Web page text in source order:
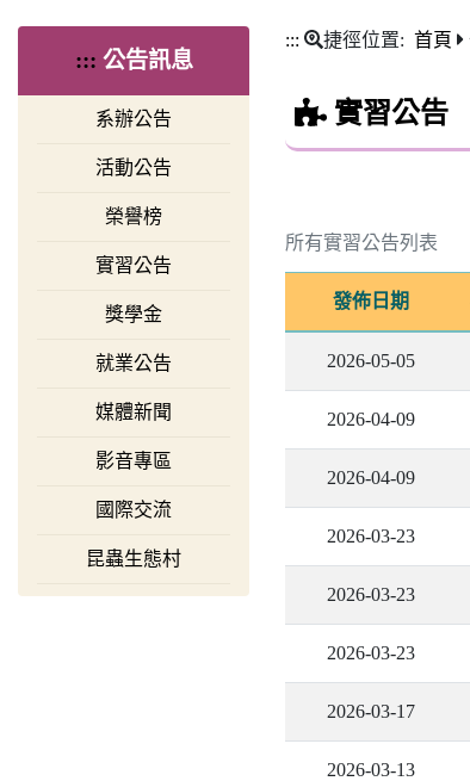
::: 公告訊息
系辦公告
活動公告
榮譽榜
實習公告
獎學金
就業公告
媒體新聞
影音專區
國際交流
昆蟲生態村
::: 捷徑位置: 首頁
實習公告
所有實習公告列表
發佈日期
2026-05-05
2026-04-09
2026-04-09
2026-03-23
2026-03-23
2026-03-23
2026-03-17
2026-03-13